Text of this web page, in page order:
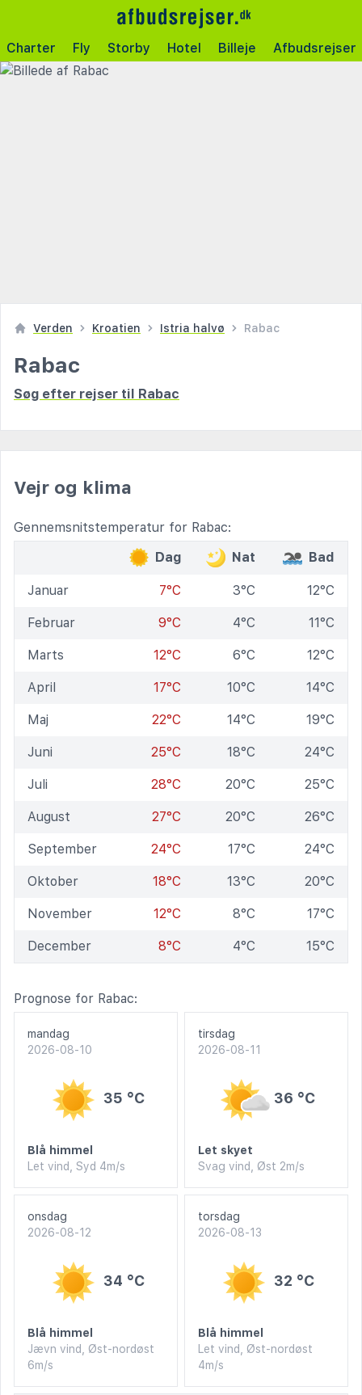
Charter Fly Storby Hotel Billeje Afbudsrejser
Verden Kroatien Istria halvø Rabac
Rabac
Søg efter rejser til Rabac
Vejr og klima
Gennemsnitstemperatur for Rabac:
Dag
Nat Bad
Januar 7°C 3°C 12°C
Februar 9°C 4°C 11°C
Marts 12°C 6°C 12°C
April 17°C 10°C 14°C
Maj 22°C 14°C 19°C
Juni 25°C 18°C 24°C
Juli 28°C 20°C 25°C
August 27°C 20°C 26°C
September 24°C 17°C 24°C
Oktober 18°C 13°C 20°C
November 12°C 8°C 17°C
December 8°C 4°C 15°C
Prognose for Rabac:
mandag
2026-08-10
35 °C
Blå himmel
Let vind, Syd 4m/s
tirsdag
2026-08-11
36 °C
Let skyet
Svag vind, Øst 2m/s
onsdag
2026-08-12
34 °C
Blå himmel
Jævn vind, Øst-nordøst
6m/s
torsdag
2026-08-13
32 °C
Blå himmel
Let vind, Øst-nordøst
4m/s